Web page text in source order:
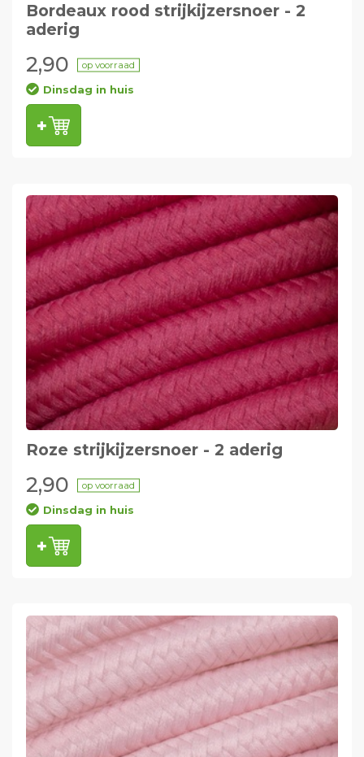
Bordeaux rood strijkijzersnoer - 2
aderig
2,90 op voorraad
Dinsdag in huis
Roze strijkijzersnoer - 2 aderig
2,90 op voorraad
Dinsdag in huis